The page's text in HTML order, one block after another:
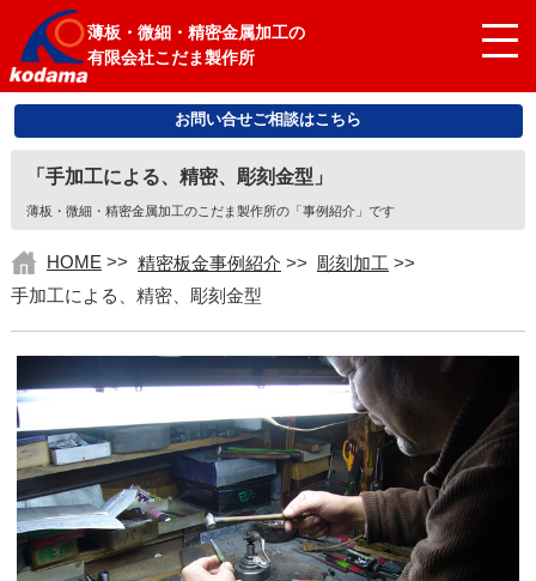
薄板・微細・精密金属加工の
有限会社こだま製作所
お問い合せご相談はこちら
「手加工による、精密、彫刻金型」
薄板・微細・精密金属加工のこだま製作所の「事例紹介」です
HOME >> 精密板金事例紹介 >> 彫刻加工 >>
手加工による、精密、彫刻金型